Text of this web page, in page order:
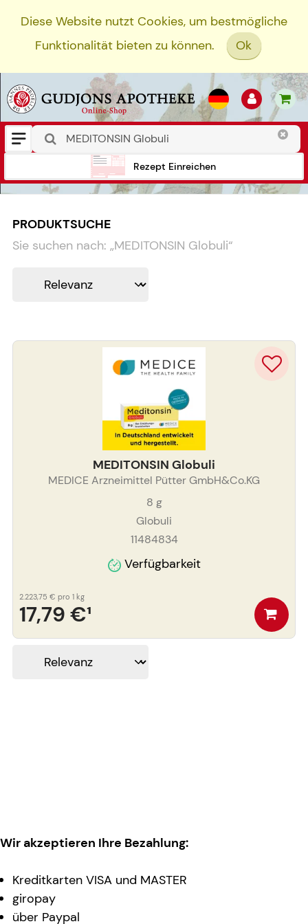
Diese Website nutzt Cookies, um bestmögliche
Funktionalität bieten zu können.
Ok
Rezept Einreichen
PRODUKTSUCHE
Sie suchen nach: „MEDITONSIN Globuli“
MEDITONSIN Globuli
MEDICE Arzneimittel Pütter GmbH&Co.KG
8 g
Globuli
11484834
Verfügbarkeit
17,79 €¹
2.223,75 € pro 1 kg
Wir akzeptieren Ihre Bezahlung:
Kreditkarten VISA und MASTER
giropay
über Paypal